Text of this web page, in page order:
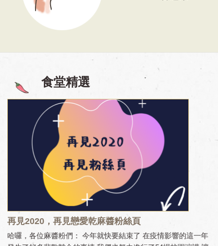
食堂精選
再見2020，再見戀愛乾麻醬粉絲頁
哈囉，各位麻醬粉們： 今年就快要結束了 在疫情影響的這一年